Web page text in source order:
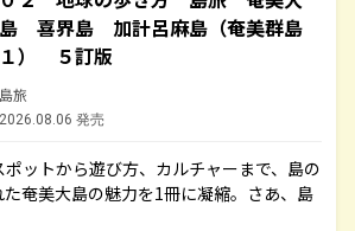
島 喜界島 加計呂麻島（奄美群島
１） ５訂版
島旅
2026.08.06 発売
ットから遊び方、カルチャーまで、島の
奄美大島の魅力を1冊に凝縮。さあ、島